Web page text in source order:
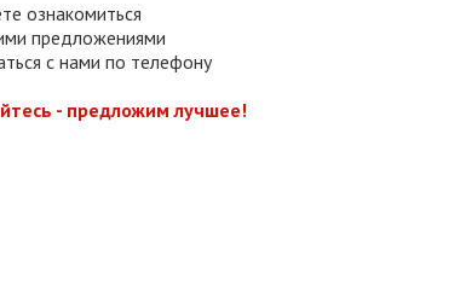
ознакомиться
предложениями
с нами по телефону
- предложим лучшее!